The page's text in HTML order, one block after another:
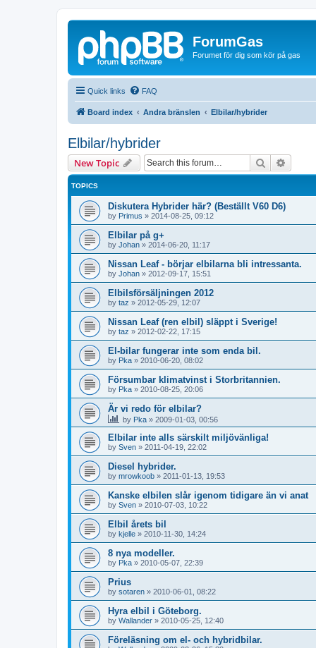
ForumGas
Forumet för dig som kör på gas
Quick links FAQ
Board index Andra bränslen Elbilar/hybrider
Elbilar/hybrider
New Topic Search
TOPICS
Diskutera Hybrider här? (Beställt V60 D6)
by Primus » 2014-08-25, 09:12
Elbilar på g+
by Johan » 2014-06-20, 11:17
Nissan Leaf - börjar elbilarna bli intressanta.
by Johan » 2012-09-17, 15:51
Elbilsförsäljningen 2012
by taz » 2012-05-29, 12:07
Nissan Leaf (ren elbil) släppt i Sverige!
by taz » 2012-02-22, 17:15
El-bilar fungerar inte som enda bil.
by Pka » 2010-06-20, 08:02
Försumbar klimatvinst i Storbritannien.
by Pka » 2010-08-25, 20:06
Är vi redo för elbilar?
by Pka » 2009-01-03, 00:56
Elbilar inte alls särskilt miljövänliga!
by Sven » 2011-04-19, 22:02
Diesel hybrider.
by mrowkoob » 2011-01-13, 19:53
Kanske elbilen slår igenom tidigare än vi anat
by Sven » 2010-07-03, 10:22
Elbil årets bil
by kjelle » 2010-11-30, 14:24
8 nya modeller.
by Pka » 2010-05-07, 22:39
Prius
by sotaren » 2010-06-01, 08:22
Hyra elbil i Göteborg.
by Wallander » 2010-05-25, 12:40
Föreläsning om el- och hybridbilar.